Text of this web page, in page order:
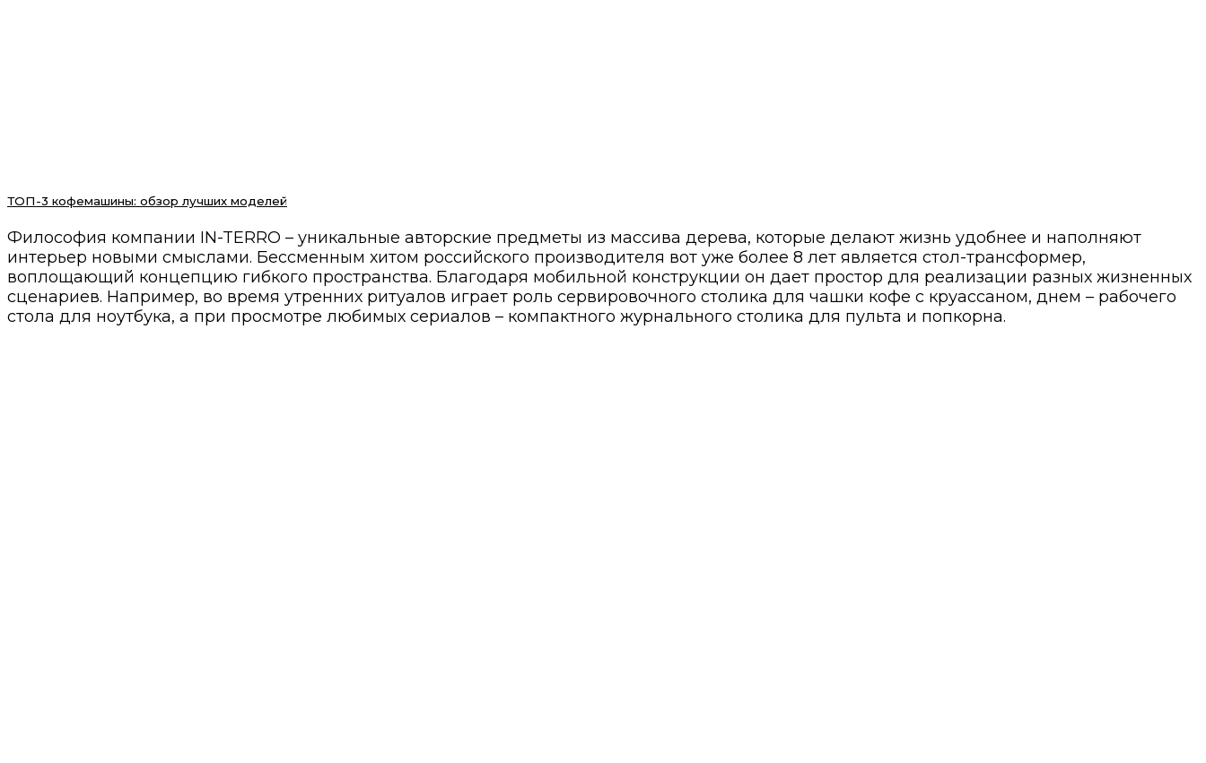
ТОП-3 кофемашины: обзор лучших моделей
Философия компании IN-TERRO – уникальные авторские предметы из массива дерева, которые делают жизнь удобнее и наполняют
интерьер новыми смыслами. Бессменным хитом российского производителя вот уже более 8 лет является стол-трансформер,
воплощающий концепцию гибкого пространства. Благодаря мобильной конструкции он дает простор для реализации разных жизненных
сценариев. Например, во время утренних ритуалов играет роль сервировочного столика для чашки кофе с круассаном, днем – рабочего
стола для ноутбука, а при просмотре любимых сериалов – компактного журнального столика для пульта и попкорна.